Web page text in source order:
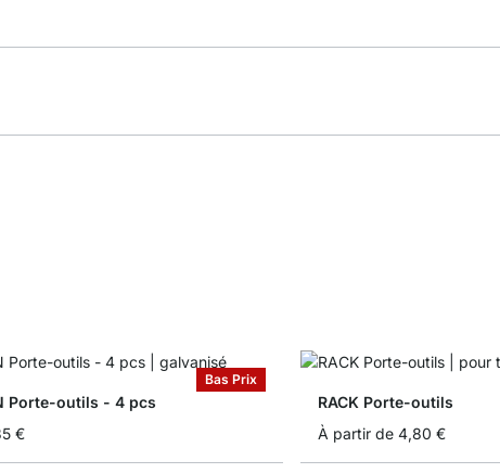
Bas Prix
Porte-outils - 4 pcs
€
RACK Porte-outils
À partir de 4,80 €